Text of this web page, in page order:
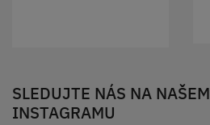
SLEDUJTE NÁS NA NAŠEM
INSTAGRAMU